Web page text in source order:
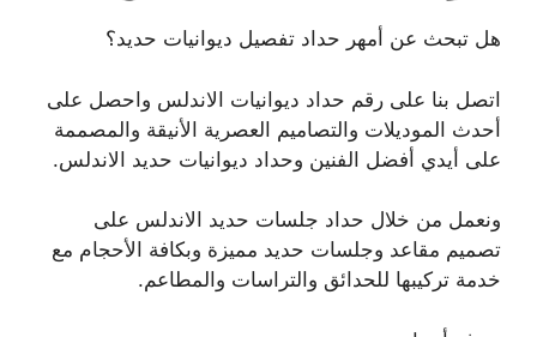
هل تبحث عن أمهر حداد تفصيل ديوانيات حديد؟
اتصل بنا على رقم حداد ديوانيات الاندلس واحصل على
أحدث الموديلات والتصاميم العصرية الأنيقة والمصممة
على أيدي أفضل الفنين وحداد ديوانيات حديد الاندلس.
ونعمل من خلال حداد جلسات حديد الاندلس على
تصميم مقاعد وجلسات حديد مميزة وبكافة الأحجام مع
خدمة تركيبها للحدائق والتراسات والمطاعم.